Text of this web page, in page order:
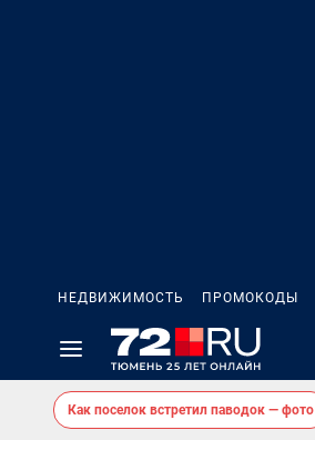
НЕДВИЖИМОСТЬ ПРОМОКОДЫ
Как поселок встретил паводок — фото